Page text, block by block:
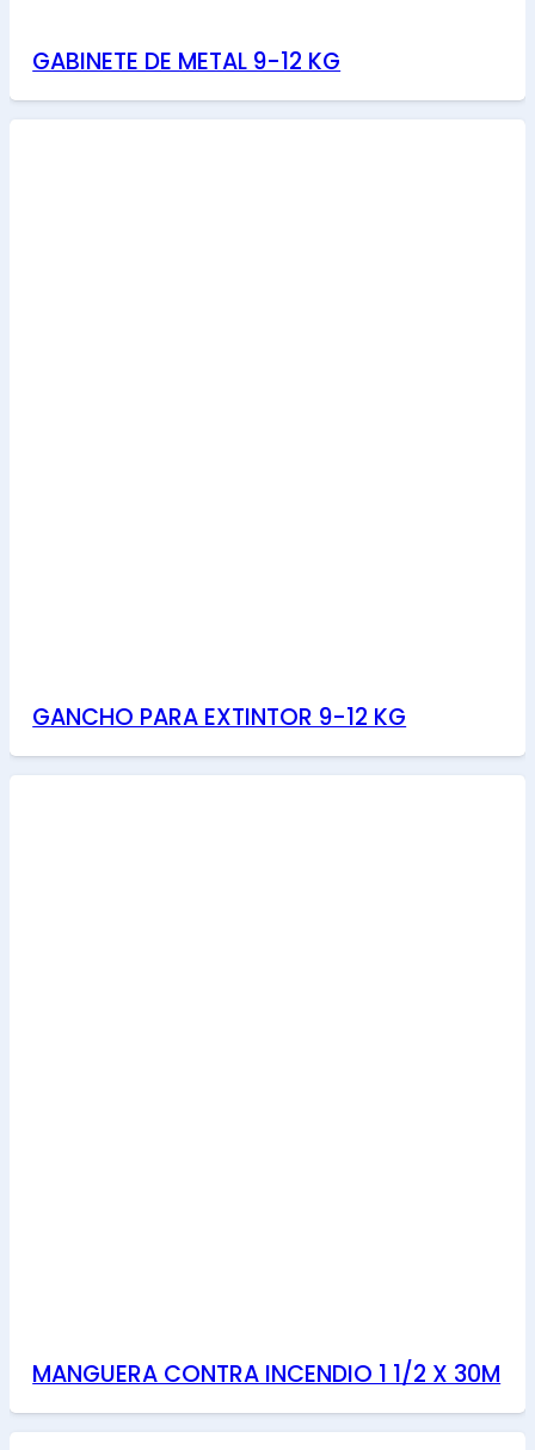
GABINETE DE METAL 9-12 KG
GANCHO PARA EXTINTOR 9-12 KG
MANGUERA CONTRA INCENDIO 1 1/2 X 30M